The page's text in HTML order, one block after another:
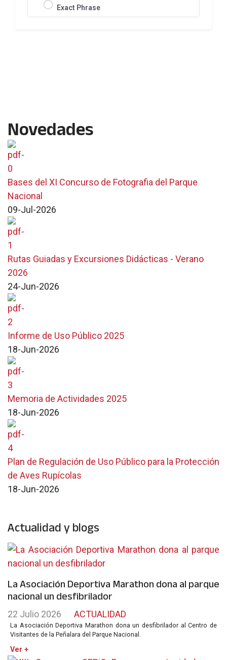
Exact Phrase
Novedades
Bases del XI Concurso de Fotografia del Parque
Nacional
09-Jul-2026
Rutas Guiadas y Excursiones Didácticas - Verano
2026
24-Jun-2026
Informe de Uso Público 2025
18-Jun-2026
Memoria de Actividades 2025
18-Jun-2026
Plan de Regulación de Uso Público para la Protección
de Aves Rupícolas
18-Jun-2026
Actualidad y blogs
La Asociación Deportiva Marathon dona al parque
nacional un desfibrilador
22 Julio 2026 ACTUALIDAD
La Asociación Deportiva Marathon dona un desfibrilador al Centro de
Visitantes de la Peñalara del Parque Nacional.
Ver +